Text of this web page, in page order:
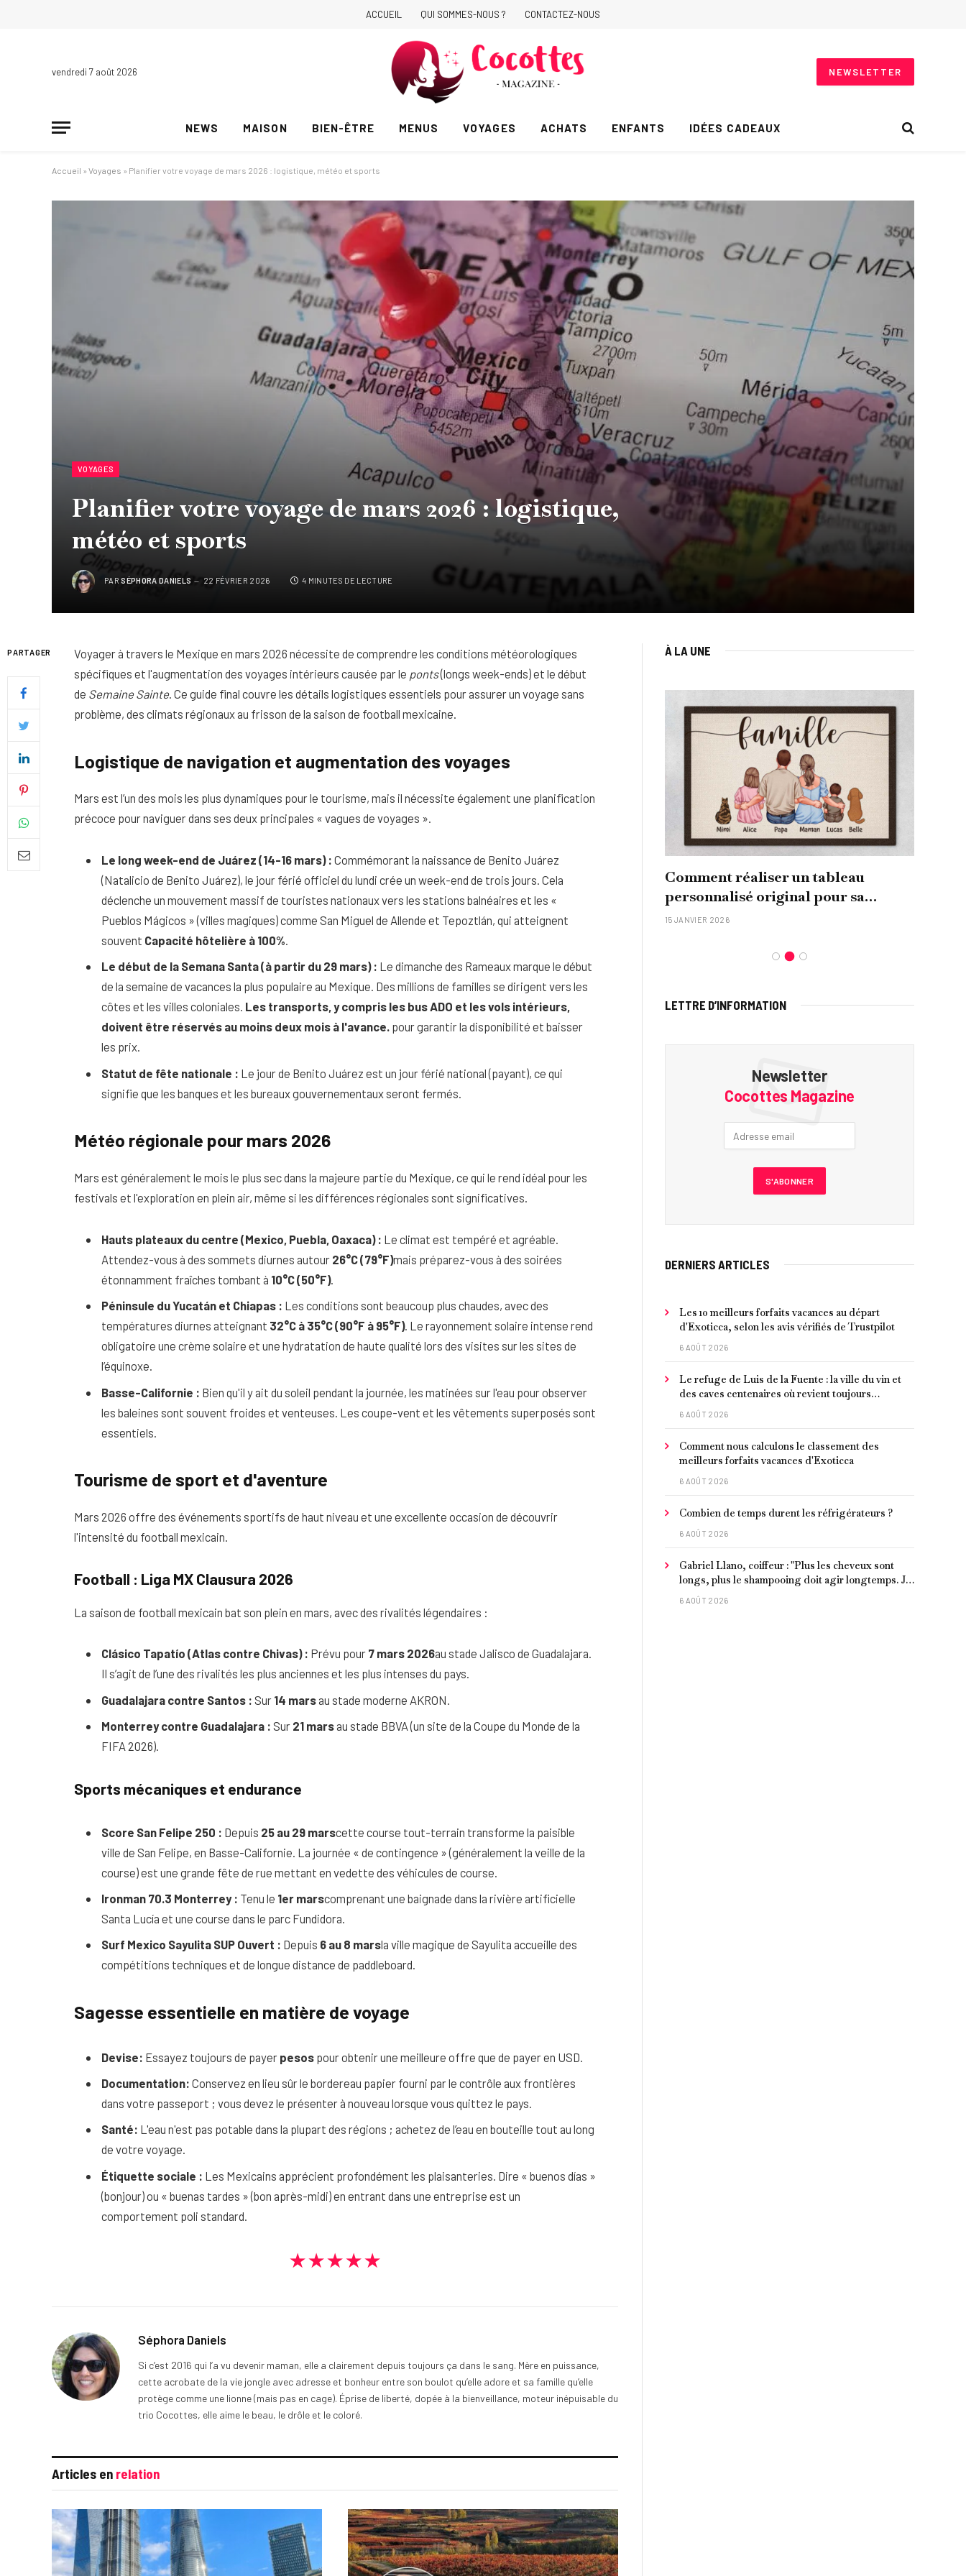
ACCUEIL QUI SOMMES-NOUS ? CONTACTEZ-NOUS
vendredi 7 août 2026 NEWSLETTER
NEWS MAISON BIEN-ÊTRE MENUS VOYAGES ACHATS ENFANTS IDÉES CADEAUX
Accueil » Voyages » Planifier votre voyage de mars 2026 : logistique, météo et sports
VOYAGES
Planifier votre voyage de mars 2026 : logistique,
météo et sports
PAR SÉPHORA DANIELS 22 FÉVRIER 2026 4 MINUTES DE LECTURE
PARTAGER
Voyager à travers le Mexique en mars 2026 nécessite de comprendre les conditions météorologiques
spécifiques et l'augmentation des voyages intérieurs causée par le ponts(longs week-ends) et le début
de Semaine Sainte. Ce guide final couvre les détails logistiques essentiels pour assurer un voyage sans
problème, des climats régionaux au frisson de la saison de football mexicaine.
Logistique de navigation et augmentation des voyages
Mars est l’un des mois les plus dynamiques pour le tourisme, mais il nécessite également une planification
précoce pour naviguer dans ses deux principales « vagues de voyages ».
Le long week-end de Juárez (14-16 mars) : Commémorant la naissance de Benito Juárez
(Natalicio de Benito Juárez), le jour férié officiel du lundi crée un week-end de trois jours. Cela
déclenche un mouvement massif de touristes nationaux vers les stations balnéaires et les «
Pueblos Mágicos » (villes magiques) comme San Miguel de Allende et Tepoztlán, qui atteignent
souvent Capacité hôtelière à 100%.
Le début de la Semana Santa (à partir du 29 mars) : Le dimanche des Rameaux marque le début
de la semaine de vacances la plus populaire au Mexique. Des millions de familles se dirigent vers les
côtes et les villes coloniales. Les transports, y compris les bus ADO et les vols intérieurs,
doivent être réservés au moins deux mois à l'avance. pour garantir la disponibilité et baisser
les prix.
Statut de fête nationale : Le jour de Benito Juárez est un jour férié national (payant), ce qui
signifie que les banques et les bureaux gouvernementaux seront fermés.
Météo régionale pour mars 2026
Mars est généralement le mois le plus sec dans la majeure partie du Mexique, ce qui le rend idéal pour les
festivals et l'exploration en plein air, même si les différences régionales sont significatives.
Hauts plateaux du centre (Mexico, Puebla, Oaxaca) : Le climat est tempéré et agréable.
Attendez-vous à des sommets diurnes autour 26°C (79°F)mais préparez-vous à des soirées
étonnamment fraîches tombant à 10°C (50°F).
Péninsule du Yucatán et Chiapas : Les conditions sont beaucoup plus chaudes, avec des
températures diurnes atteignant 32°C à 35°C (90°F à 95°F). Le rayonnement solaire intense rend
obligatoire une crème solaire et une hydratation de haute qualité lors des visites sur les sites de
l’équinoxe.
Basse-Californie : Bien qu'il y ait du soleil pendant la journée, les matinées sur l'eau pour observer
les baleines sont souvent froides et venteuses. Les coupe-vent et les vêtements superposés sont
essentiels.
Tourisme de sport et d'aventure
Mars 2026 offre des événements sportifs de haut niveau et une excellente occasion de découvrir
l'intensité du football mexicain.
Football : Liga MX Clausura 2026
La saison de football mexicain bat son plein en mars, avec des rivalités légendaires :
Clásico Tapatío (Atlas contre Chivas) : Prévu pour 7 mars 2026au stade Jalisco de Guadalajara.
Il s’agit de l’une des rivalités les plus anciennes et les plus intenses du pays.
Guadalajara contre Santos : Sur 14 marsau stade moderne AKRON.
Monterrey contre Guadalajara : Sur 21 marsau stade BBVA (un site de la Coupe du Monde de la
FIFA 2026).
Sports mécaniques et endurance
Score San Felipe 250 : Depuis 25 au 29 marscette course tout-terrain transforme la paisible
ville de San Felipe, en Basse-Californie. La journée « de contingence » (généralement la veille de la
course) est une grande fête de rue mettant en vedette des véhicules de course.
Ironman 70.3 Monterrey : Tenu le 1er marscomprenant une baignade dans la rivière artificielle
Santa Lucía et une course dans le parc Fundidora.
Surf Mexico Sayulita SUP Ouvert : Depuis 6 au 8 marsla ville magique de Sayulita accueille des
compétitions techniques et de longue distance de paddleboard.
Sagesse essentielle en matière de voyage
Devise: Essayez toujours de payer pesos pour obtenir une meilleure offre que de payer en USD.
Documentation: Conservez en lieu sûr le bordereau papier fourni par le contrôle aux frontières
dans votre passeport ; vous devez le présenter à nouveau lorsque vous quittez le pays.
Santé: L'eau n'est pas potable dans la plupart des régions ; achetez de l’eau en bouteille tout au long
de votre voyage.
Étiquette sociale : Les Mexicains apprécient profondément les plaisanteries. Dire « buenos días »
(bonjour) ou « buenas tardes » (bon après-midi) en entrant dans une entreprise est un
comportement poli standard.
★★★★★
Séphora Daniels
Si c’est 2016 qui l’a vu devenir maman, elle a clairement depuis toujours ça dans le sang. Mère en puissance,
cette acrobate de la vie jongle avec adresse et bonheur entre son boulot qu’elle adore et sa famille qu’elle
protège comme une lionne (mais pas en cage). Éprise de liberté, dopée à la bienveillance, moteur inépuisable du
trio Cocottes, elle aime le beau, le drôle et le coloré.
Articles en relation
À LA UNE
Quel soin adopter pour une peau
uniforme et lumineuse
26 NOVEMBRE 2025
Peau sèche et sensible : quels soins
utiliser pour ne pas l’irriter ?
4 JUIN 2026
Comment réaliser un tableau
personnalisé original pour sa
famille ?
15 JANVIER 2026
LETTRE D’INFORMATION
Newsletter
Cocottes Magazine
DERNIERS ARTICLES
Les 10 meilleurs forfaits vacances au départ
d'Exoticca, selon les avis vérifiés de Trustpilot
6 AOÛT 2026
Le refuge de Luis de la Fuente : la ville du vin et
des caves centenaires où revient toujours
l'entraîneur espagnol
6 AOÛT 2026
Comment nous calculons le classement des
meilleurs forfaits vacances d'Exoticca
6 AOÛT 2026
Combien de temps durent les réfrigérateurs ?
6 AOÛT 2026
Gabriel Llano, coiffeur : "Plus les cheveux sont
longs, plus le shampooing doit agir longtemps. Je
conseille de le laisser entre 1 et 3 minutes."
6 AOÛT 2026